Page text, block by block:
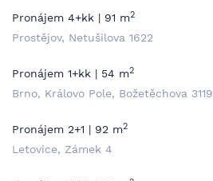
Pronájem 4+kk | 91 m2
Prostějov, Netušilova 1622
Pronájem 1+kk | 54 m2
Brno, Královo Pole, Božetěchova 3119
Pronájem 2+1 | 92 m2
Letovice, Zámek 4